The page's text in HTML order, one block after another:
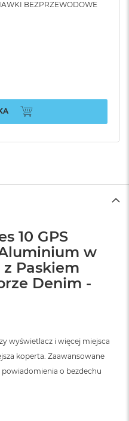
BEZPRZEWODOWE
10 GPS
w
Paskiem
Denim -
wyświetlacz i więcej miejsca
koperta. Zaawansowane
o bezdechu